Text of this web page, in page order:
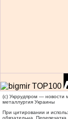
(c) Укррудпром — новости
металлургия Украины
При цитировании и